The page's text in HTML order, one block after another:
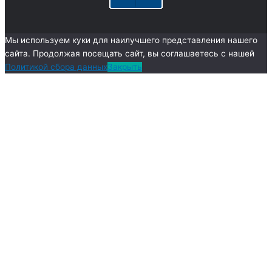
Мы используем куки для наилучшего представления нашего
сайта. Продолжая посещать сайт, вы соглашаетесь с нашей
Политикой сбора данныхЗакрыть